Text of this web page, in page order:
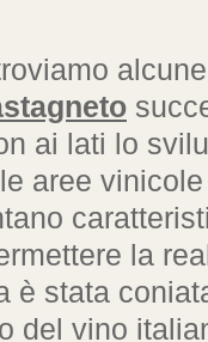
ai lati lo
aree
la
è stata
del vino